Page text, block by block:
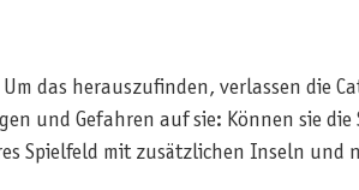
das herauszufinden, verlassen die
und Gefahren auf sie: Können sie
Spielfeld mit zusätzlichen Inseln